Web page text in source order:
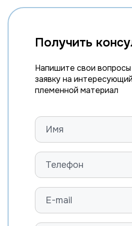
Получить
Напишите свои вопросы
заявку на
племенной материал